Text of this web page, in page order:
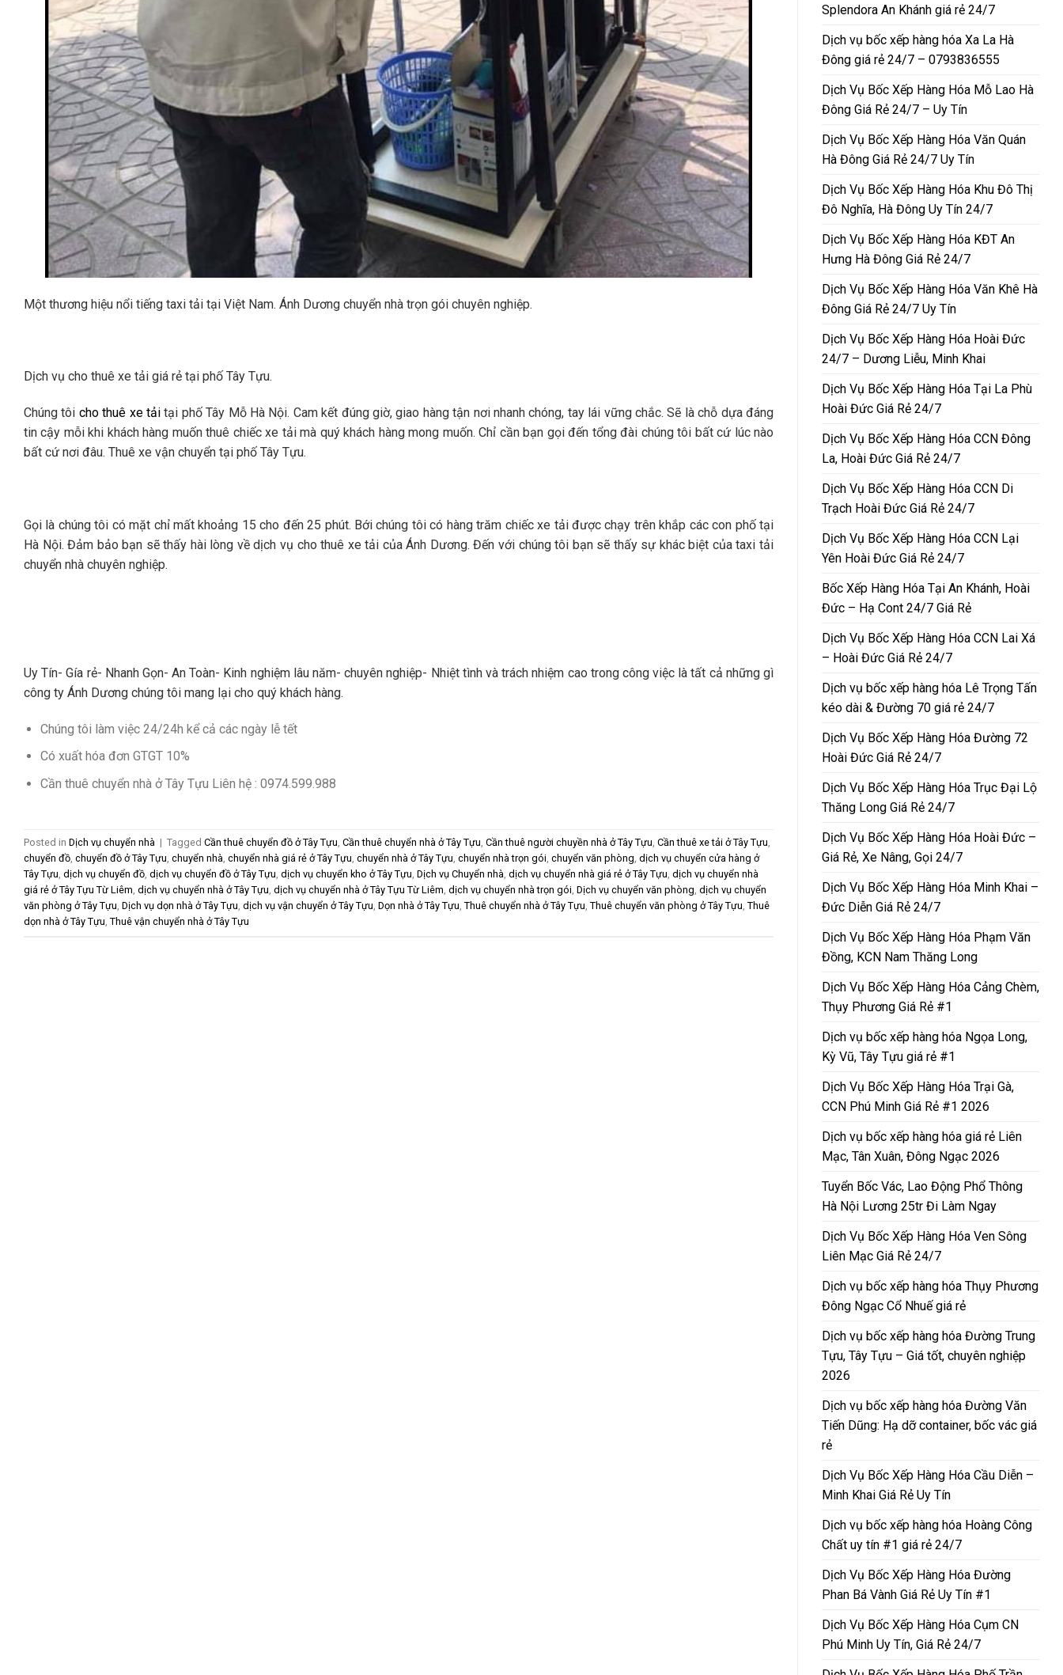
Một thương hiệu nổi tiếng taxi tải tại Việt Nam. Ánh Dương chuyển nhà trọn gói chuyên nghiệp.
Dịch vụ cho thuê xe tải giá rẻ tại phố Tây Tựu.
Chúng tôi cho thuê xe tải tại phố Tây Mỗ Hà Nội. Cam kết đúng giờ, giao hàng tận nơi nhanh chóng, tay lái vững chắc. Sẽ là chỗ dựa đáng
tin cậy mỗi khi khách hàng muốn thuê chiếc xe tải mà quý khách hàng mong muốn. Chỉ cần bạn gọi đến tổng đài chúng tôi bất cứ lúc nào
bất cứ nơi đâu. Thuê xe vận chuyển tại phố Tây Tựu.
Gọi là chúng tôi có mặt chỉ mất khoảng 15 cho đến 25 phút. Bới chúng tôi có hàng trăm chiếc xe tải được chạy trên khắp các con phố tại
Hà Nội. Đảm bảo bạn sẽ thấy hài lòng về dịch vụ cho thuê xe tải của Ánh Dương. Đến với chúng tôi bạn sẽ thấy sự khác biệt của taxi tải
chuyển nhà chuyên nghiệp.
Uy Tín- Gía rẻ- Nhanh Gọn- An Toàn- Kinh nghiệm lâu năm- chuyên nghiệp- Nhiệt tình và trách nhiệm cao trong công việc là tất cả những gì
công ty Ánh Dương chúng tôi mang lại cho quý khách hàng.
Chúng tôi làm việc 24/24h kể cả các ngày lễ tết
Có xuất hóa đơn GTGT 10%
Cần thuê chuyển nhà ở Tây Tựu Liên hệ : 0974.599.988
Posted in Dịch vụ chuyển nhà | Tagged Cần thuê chuyển đồ ở Tây Tựu, Cần thuê chuyển nhà ở Tây Tựu, Cần thuê người chuyền nhà ở Tây Tựu, Cần thuê xe tải ở Tây Tựu,
chuyển đồ, chuyển đồ ở Tây Tựu, chuyển nhà, chuyển nhà giá rẻ ở Tây Tựu, chuyển nhà ở Tây Tựu, chuyển nhà trọn gói, chuyển văn phòng, dịch vụ chuyển cửa hàng ở
Tây Tựu, dịch vụ chuyển đồ, dịch vụ chuyển đồ ở Tây Tựu, dịch vụ chuyển kho ở Tây Tựu, Dịch vụ Chuyển nhà, dịch vụ chuyển nhà giá rẻ ở Tây Tựu, dịch vụ chuyển nhà
giá rẻ ở Tây Tựu Từ Liêm, dịch vụ chuyển nhà ở Tây Tựu, dịch vụ chuyển nhà ở Tây Tựu Từ Liêm, dịch vụ chuyển nhà trọn gói, Dịch vụ chuyển văn phòng, dịch vụ chuyển
văn phòng ở Tây Tựu, Dịch vụ dọn nhà ở Tây Tựu, dịch vụ vận chuyển ở Tây Tựu, Dọn nhà ở Tây Tựu, Thuê chuyển nhà ở Tây Tựu, Thuê chuyển văn phòng ở Tây Tựu, Thuê
dọn nhà ở Tây Tựu, Thuê vận chuyển nhà ở Tây Tựu
Splendora An Khánh giá rẻ 24/7
Dịch vụ bốc xếp hàng hóa Xa La Hà
Đông giá rẻ 24/7 – 0793836555
Dịch Vụ Bốc Xếp Hàng Hóa Mỗ Lao Hà
Đông Giá Rẻ 24/7 – Uy Tín
Dịch Vụ Bốc Xếp Hàng Hóa Văn Quán
Hà Đông Giá Rẻ 24/7 Uy Tín
Dịch Vụ Bốc Xếp Hàng Hóa Khu Đô Thị
Đô Nghĩa, Hà Đông Uy Tín 24/7
Dịch Vụ Bốc Xếp Hàng Hóa KĐT An
Hưng Hà Đông Giá Rẻ 24/7
Dịch Vụ Bốc Xếp Hàng Hóa Văn Khê Hà
Đông Giá Rẻ 24/7 Uy Tín
Dịch Vụ Bốc Xếp Hàng Hóa Hoài Đức
24/7 – Dương Liễu, Minh Khai
Dịch Vụ Bốc Xếp Hàng Hóa Tại La Phù
Hoài Đức Giá Rẻ 24/7
Dịch Vụ Bốc Xếp Hàng Hóa CCN Đông
La, Hoài Đức Giá Rẻ 24/7
Dịch Vụ Bốc Xếp Hàng Hóa CCN Di
Trạch Hoài Đức Giá Rẻ 24/7
Dịch Vụ Bốc Xếp Hàng Hóa CCN Lại
Yên Hoài Đức Giá Rẻ 24/7
Bốc Xếp Hàng Hóa Tại An Khánh, Hoài
Đức – Hạ Cont 24/7 Giá Rẻ
Dịch Vụ Bốc Xếp Hàng Hóa CCN Lai Xá
– Hoài Đức Giá Rẻ 24/7
Dịch vụ bốc xếp hàng hóa Lê Trọng Tấn
kéo dài & Đường 70 giá rẻ 24/7
Dịch Vụ Bốc Xếp Hàng Hóa Đường 72
Hoài Đức Giá Rẻ 24/7
Dịch Vụ Bốc Xếp Hàng Hóa Trục Đại Lộ
Thăng Long Giá Rẻ 24/7
Dịch Vụ Bốc Xếp Hàng Hóa Hoài Đức –
Giá Rẻ, Xe Nâng, Gọi 24/7
Dịch Vụ Bốc Xếp Hàng Hóa Minh Khai –
Đức Diễn Giá Rẻ 24/7
Dịch Vụ Bốc Xếp Hàng Hóa Phạm Văn
Đồng, KCN Nam Thăng Long
Dịch Vụ Bốc Xếp Hàng Hóa Cảng Chèm,
Thụy Phương Giá Rẻ #1
Dịch vụ bốc xếp hàng hóa Ngọa Long,
Kỳ Vũ, Tây Tựu giá rẻ #1
Dịch Vụ Bốc Xếp Hàng Hóa Trại Gà,
CCN Phú Minh Giá Rẻ #1 2026
Dịch vụ bốc xếp hàng hóa giá rẻ Liên
Mạc, Tân Xuân, Đông Ngạc 2026
Tuyển Bốc Vác, Lao Động Phổ Thông
Hà Nội Lương 25tr Đi Làm Ngay
Dịch Vụ Bốc Xếp Hàng Hóa Ven Sông
Liên Mạc Giá Rẻ 24/7
Dịch vụ bốc xếp hàng hóa Thụy Phương
Đông Ngạc Cổ Nhuế giá rẻ
Dịch vụ bốc xếp hàng hóa Đường Trung
Tựu, Tây Tựu – Giá tốt, chuyên nghiệp
2026
Dịch vụ bốc xếp hàng hóa Đường Văn
Tiến Dũng: Hạ dỡ container, bốc vác giá
rẻ
Dịch Vụ Bốc Xếp Hàng Hóa Cầu Diễn –
Minh Khai Giá Rẻ Uy Tín
Dịch vụ bốc xếp hàng hóa Hoàng Công
Chất uy tín #1 giá rẻ 24/7
Dịch Vụ Bốc Xếp Hàng Hóa Đường
Phan Bá Vành Giá Rẻ Uy Tín #1
Dịch Vụ Bốc Xếp Hàng Hóa Cụm CN
Phú Minh Uy Tín, Giá Rẻ 24/7